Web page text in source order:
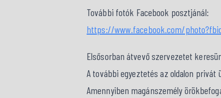
További fotók Facebook posztjánál:
https://www.facebook.com/
Elsősorban átvevő szervezetet
A további egyeztetés az oldalon
Amennyiben magánszemély